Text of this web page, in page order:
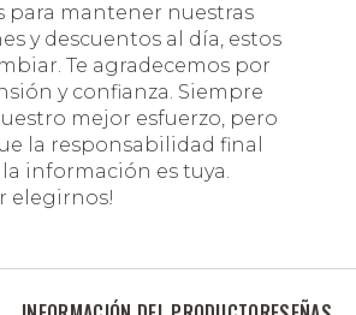
para mantener nuestras
y descuentos al día, estos
Te agradecemos por
y confianza. Siempre
mejor esfuerzo, pero
la responsabilidad final
información es tuya.
elegirnos!